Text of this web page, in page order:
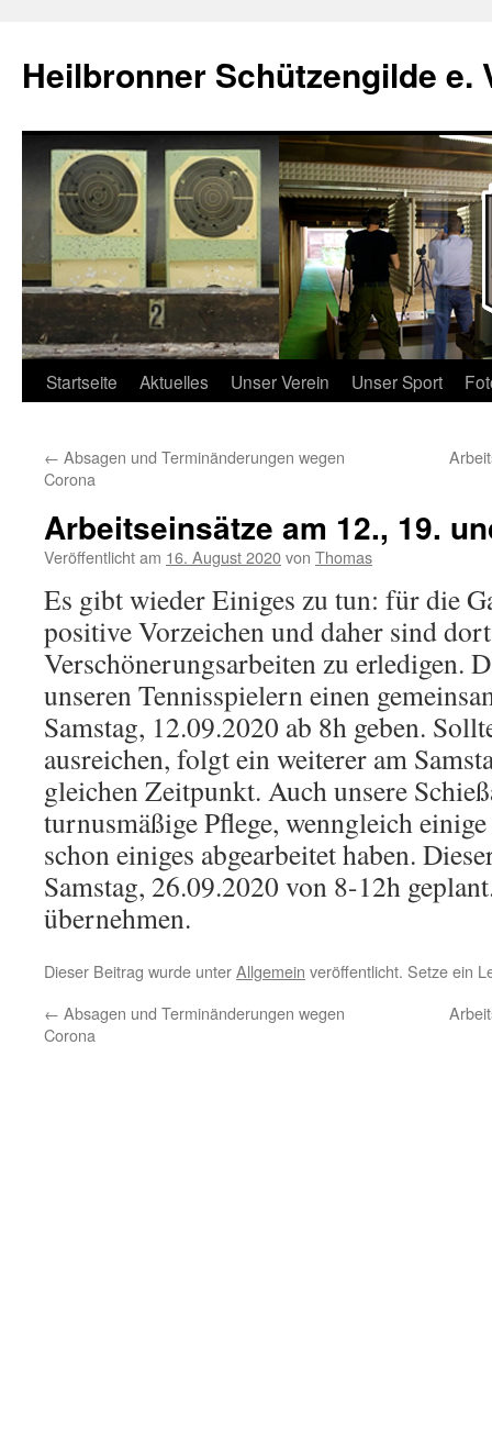
springen
Heilbronner Schützengilde e.
Startseite Aktuelles Unser Verein Unser Sport
← Absagen und Terminänderungen wegen
Corona
Arbeitseinsätze am 12., 19.
Veröffentlicht am 16. August 2020von Thomas
Es gibt wieder Einiges zu tun: für die
positive Vorzeichen und daher sind
Verschönerungsarbeiten zu erledigen.
unseren Tennisspielern einen
Samstag, 12.09.2020 ab 8h geben.
ausreichen, folgt ein weiterer am
gleichen Zeitpunkt. Auch unsere
turnusmäßige Pflege, wenngleich
schon einiges abgearbeitet haben.
Samstag, 26.09.2020 von 8-12h
übernehmen.
Dieser Beitrag wurde unterAllgemein veröffentlicht. Setze ein
← Absagen und Terminänderungen wegen
Corona